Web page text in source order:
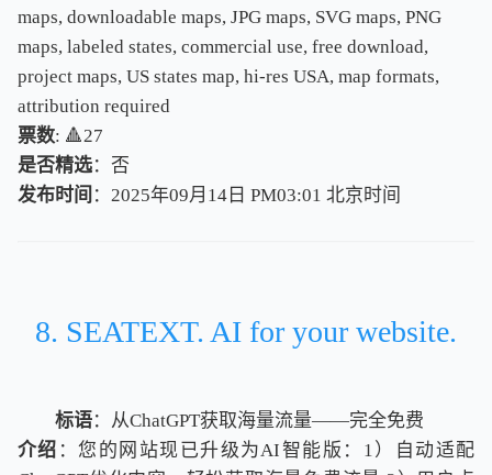
maps, downloadable maps, JPG maps, SVG maps, PNG
maps, labeled states, commercial use, free download,
project maps, US states map, hi-res USA, map formats,
attribution required
票数: 🔺27
是否精选：否
发布时间 ：2025年09月14日 PM03:01 北京时间
北京时间
8. SEATEXT. AI for your website.
标语：从ChatGPT获取海量流量——完全免费
介绍 ：您的网站现已升级为AI智能版：1）自动适配